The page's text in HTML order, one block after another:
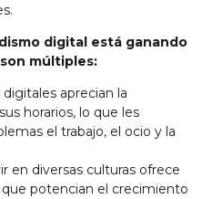
digital está ganando
múltiples:
aprecian la
horarios, lo que les
el trabajo, el ocio y la
en diversas culturas ofrece
que potencian el crecimiento